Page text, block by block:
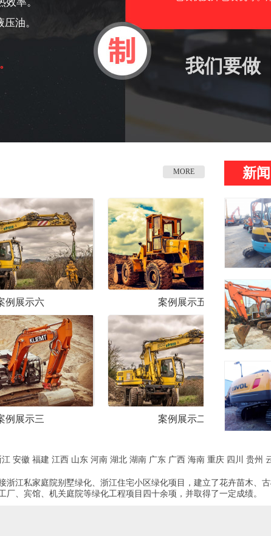
油。
我们要做
MORE
案例展示
案例展示
新
江 安徽 福建 江西 山东 河南 湖北 湖南 广东 广西 海南 重庆 四川 贵州
江私家庭院别墅绿化、浙江住宅小区绿化项目，建立了花卉苗木、
、宾馆、机关庭院等绿化工程项目四十余项，并取得了一定成绩。